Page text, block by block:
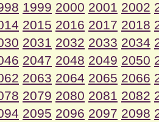
1999 2000 2001 2002
2015 2016 2017 2018
2031 2032 2033 2034
2047 2048 2049 2050
2063 2064 2065 2066
2079 2080 2081 2082
2095 2096 2097 2098